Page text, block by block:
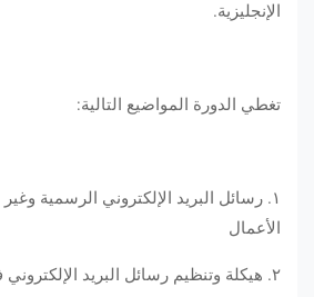
الإنجليزية.
تغطي الدورة المواضيع التالية:
١. رسائل البريد الإلكتروني الرسمية
الأعمال
٢. هيكلة وتنظيم رسائل البريد الإلكتروني في مجال الأعمال